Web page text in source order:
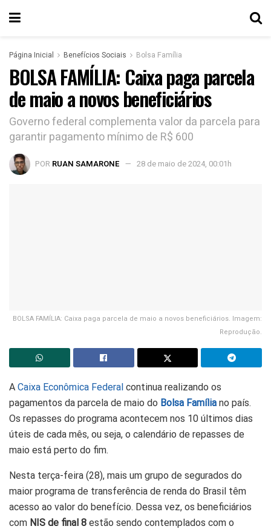
Página Inicial Benefícios Sociais Bolsa Família
BOLSA FAMÍLIA: Caixa paga parcela
de maio a novos beneficiários
Governo federal complementa valor da parcela para
garantir pagamento mínimo de R$ 600
POR RUAN SAMARONE 28 de maio de 2024, 00:01h
BOLSA FAMÍLIA: Caixa paga parcela de maio a novos beneficiários. Imagem:
Reprodução.
A Caixa Econômica Federal continua realizando os
pagamentos da parcela de maio do Bolsa Família no país.
Os repasses do programa acontecem nos 10 últimos dias
úteis de cada mês, ou seja, o calendário de repasses de
maio está perto do fim.
Nesta terça-feira (28), mais um grupo de segurados do
maior programa de transferência de renda do Brasil têm
acesso ao valor do benefício. Dessa vez, os beneficiários
com NIS de final 8 estão sendo contemplados com o